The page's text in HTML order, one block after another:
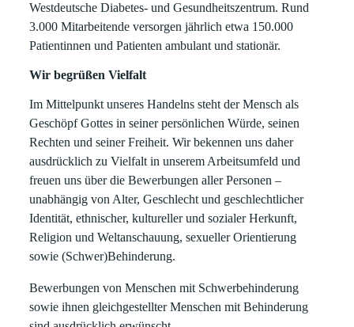
Westdeutsche Diabetes- und Gesundheitszentrum. Rund
3.000 Mitarbeitende versorgen jährlich etwa 150.000
Patientinnen und Patienten ambulant und stationär.
Wir begrüßen Vielfalt
Im Mittelpunkt unseres Handelns steht der Mensch als
Geschöpf Gottes in seiner persönlichen Würde, seinen
Rechten und seiner Freiheit. Wir bekennen uns daher
ausdrücklich zu Vielfalt in unserem Arbeitsumfeld und
freuen uns über die Bewerbungen aller Personen –
unabhängig von Alter, Geschlecht und geschlechtlicher
Identität, ethnischer, kultureller und sozialer Herkunft,
Religion und Weltanschauung, sexueller Orientierung
sowie (Schwer)Behinderung.
Bewerbungen von Menschen mit Schwerbehinderung
sowie ihnen gleichgestellter Menschen mit Behinderung